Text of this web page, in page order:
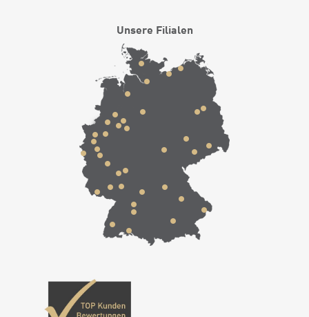
Unsere Filialen